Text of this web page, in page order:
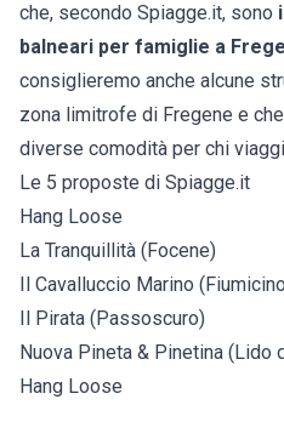
che, secondo Spiagge.it, sono
balneari per famiglie a
consiglieremo anche alcune
zona limitrofe di Fregene e
diverse comodità per chi
Le 5 proposte di Spiagge.it
Hang Loose
La Tranquillità (Focene)
Il Cavalluccio Marino
Il Pirata (Passoscuro)
Nuova Pineta & Pinetina (Lido
Hang Loose